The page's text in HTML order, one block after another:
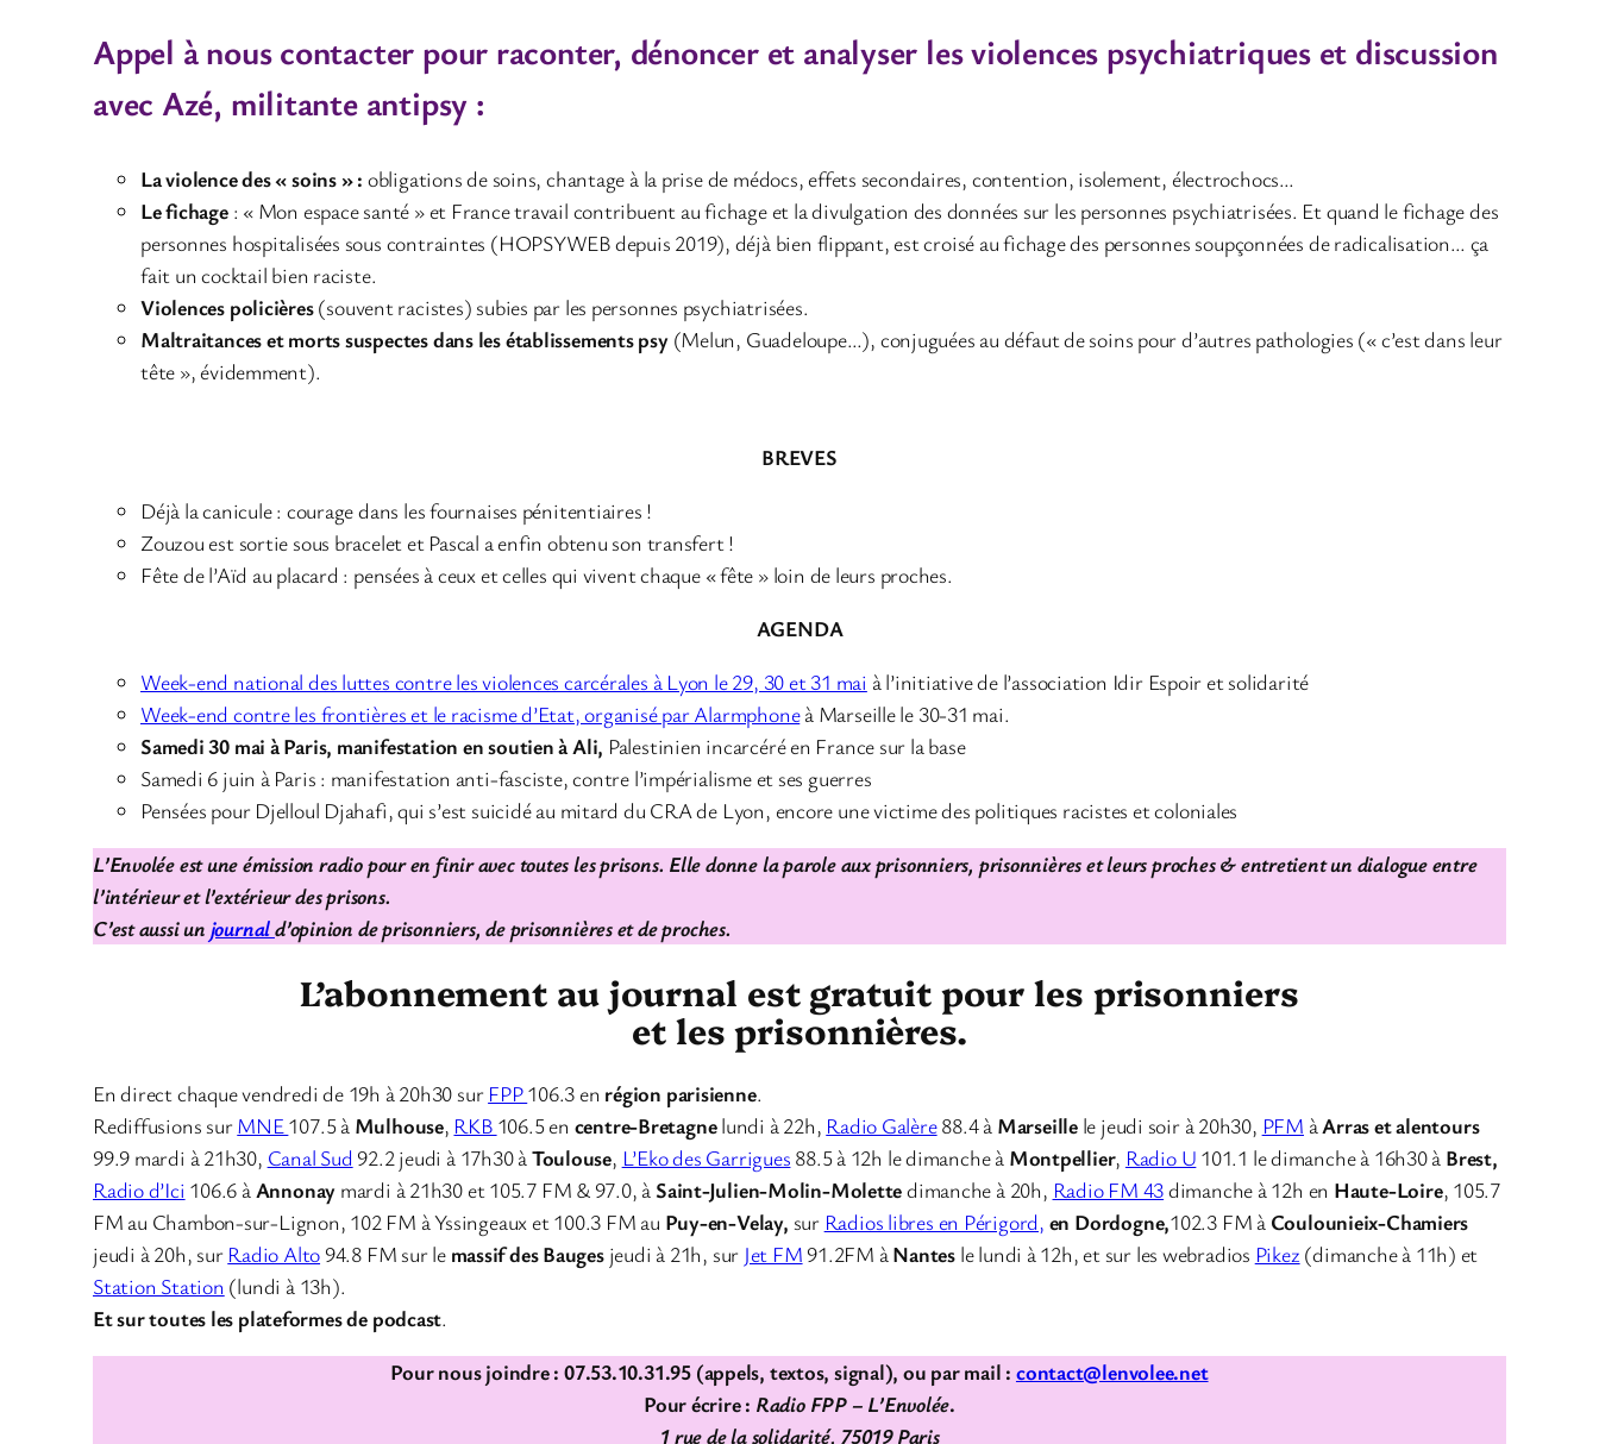
Appel à nous contacter pour raconter, dénoncer et analyser les violences psychiatriques et discussion
avec Azé, militante antipsy :
La violence des « soins » : obligations de soins, chantage à la prise de médocs, effets secondaires, contention, isolement, électrochocs…
Le fichage: « Mon espace santé » et France travail contribuent au fichage et la divulgation des données sur les personnes psychiatrisées. Et quand le fichage des
personnes hospitalisées sous contraintes (HOPSYWEB depuis 2019), déjà bien flippant, est croisé au fichage des personnes soupçonnées de radicalisation… ça
fait un cocktail bien raciste.
Violences policières(souvent racistes) subies par les personnes psychiatrisées.
Maltraitances et morts suspectes dans les établissements psy (Melun, Guadeloupe…), conjuguées au défaut de soins pour d’autres pathologies (« c’est dans leur
tête », évidemment).
BREVES
Déjà la canicule : courage dans les fournaises pénitentiaires !
Zouzou est sortie sous bracelet et Pascal a enfin obtenu son transfert !
Fête de l’Aïd au placard : pensées à ceux et celles qui vivent chaque « fête » loin de leurs proches.
AGENDA
Week-end national des luttes contre les violences carcérales à Lyon le 29, 30 et 31 mai à l’initiative de l’association Idir Espoir et solidarité
Week-end contre les frontières et le racisme d’Etat, organisé par Alarmphoneà Marseille le 30-31 mai.
Samedi 30 mai à Paris, manifestation en soutien à Ali, Palestinien incarcéré en France sur la base
Samedi 6 juin à Paris : manifestation anti-fasciste, contre l’impérialisme et ses guerres
Pensées pour Djelloul Djahafi, qui s’est suicidé au mitard du CRA de Lyon, encore une victime des politiques racistes et coloniales
L’Envolée est une émission radio pour en finir avec toutes les prisons. Elle donne la parole aux prisonniers, prisonnières et leurs proches & entretient un dialogue entre
l’intérieur et l’extérieur des prisons.
C’est aussi un journald’opinion de prisonniers, de prisonnières et de proches.
L’abonnement au journal est gratuit pour les prisonniers
et les prisonnières.
En direct chaque vendredi de 19h à 20h30 sur FPP106.3 en région parisienne.
Rediffusions surMNE107.5 à Mulhouse, RKB 106.5 en centre-Bretagnelundi à 22h, Radio Galère88.4 à Marseille le jeudi soir à 20h30, PFM àArras et alentours
99.9 mardi à 21h30, Canal Sud 92.2 jeudi à 17h30 àToulouse, L’Eko des Garrigues 88.5 à 12h le dimanche à Montpellier, Radio U 101.1 le dimanche à 16h30 à Brest,
Radio d’Ici 106.6 àAnnonay mardi à 21h30 et 105.7 FM & 97.0, à Saint-Julien-Molin-Molettedimanche à 20h, Radio FM 43dimanche à 12h en Haute-Loire, 105.7
FM au Chambon-sur-Lignon, 102 FM à Yssingeaux et 100.3 FM au Puy-en-Velay, sur Radios libres en Périgord, en Dordogne,102.3 FM à Coulounieix-Chamiers
jeudi à 20h, sur Radio Alto 94.8 FM sur lemassif des Bauges jeudi à 21h, sur Jet FM 91.2FM àNantes le lundi à 12h, et sur les webradios Pikez (dimanche à 11h) et
Station Station (lundi à 13h).
Et sur toutes les plateformes de podcast.
Pour nous joindre : 07.53.10.31.95 (appels, textos, signal), ou par mail : contact@lenvolee.net
Pour écrire : Radio FPP – L’Envolée.
1 rue de la solidarité, 75019 Paris